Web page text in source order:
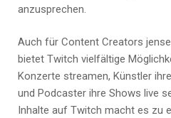
anzusprechen.
Auch für Content Creators
bietet Twitch vielfältige
Konzerte streamen, Künstler
und Podcaster ihre Shows live
Inhalte auf Twitch macht es zu